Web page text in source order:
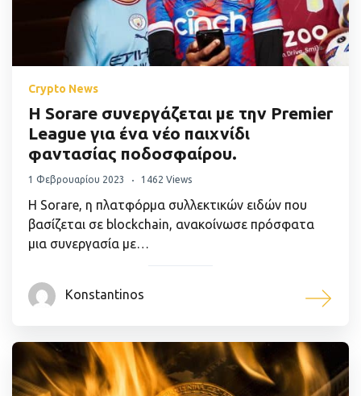
Crypto News
Η Sorare συνεργάζεται με την Premier
League για ένα νέο παιχνίδι
φαντασίας ποδοσφαίρου.
1 Φεβρουαρίου 2023 1462 Views
Η Sorare, η πλατφόρμα συλλεκτικών ειδών που
βασίζεται σε blockchain, ανακοίνωσε πρόσφατα
μια συνεργασία με…
Konstantinos